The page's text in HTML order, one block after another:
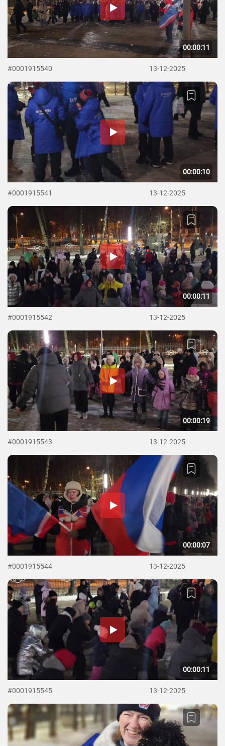
00:00:11
#0001915540 13-12-2025
00:00:10
#0001915541 13-12-2025
00:00:11
#0001915542 13-12-2025
00:00:19
#0001915543 13-12-2025
00:00:07
#0001915544 13-12-2025
00:00:11
#0001915545 13-12-2025